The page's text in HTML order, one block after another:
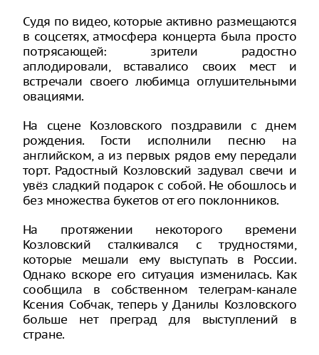
Судя по видео, которые активно размещаются
в соцсетях, атмосфера концерта была просто
потрясающей: зрители радостно
аплодировали, вставалисо своих мест и
встречали своего любимца оглушительными
овациями.
На сцене Козловского поздравили с днем
рождения. Гости исполнили песню на
английском, а из первых рядов ему передали
торт. Радостный Козловский задувал свечи и
увёз сладкий подарок с собой. Не обошлось и
без множества букетов от его поклонников.
На протяжении некоторого времени
Козловский сталкивался с трудностями,
которые мешали ему выступать в России.
Однако вскоре его ситуация изменилась. Как
сообщила в собственном телеграм-канале
Ксения Собчак, теперь у Данилы Козловского
больше нет преград для выступлений в
стране.